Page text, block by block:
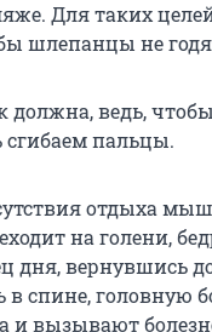
Для таких
шлепанцы не
должна, ведь,
сгибаем пальцы.
отдыха
на голени,
дня, вернувшись
в спине, головную
и вызывают